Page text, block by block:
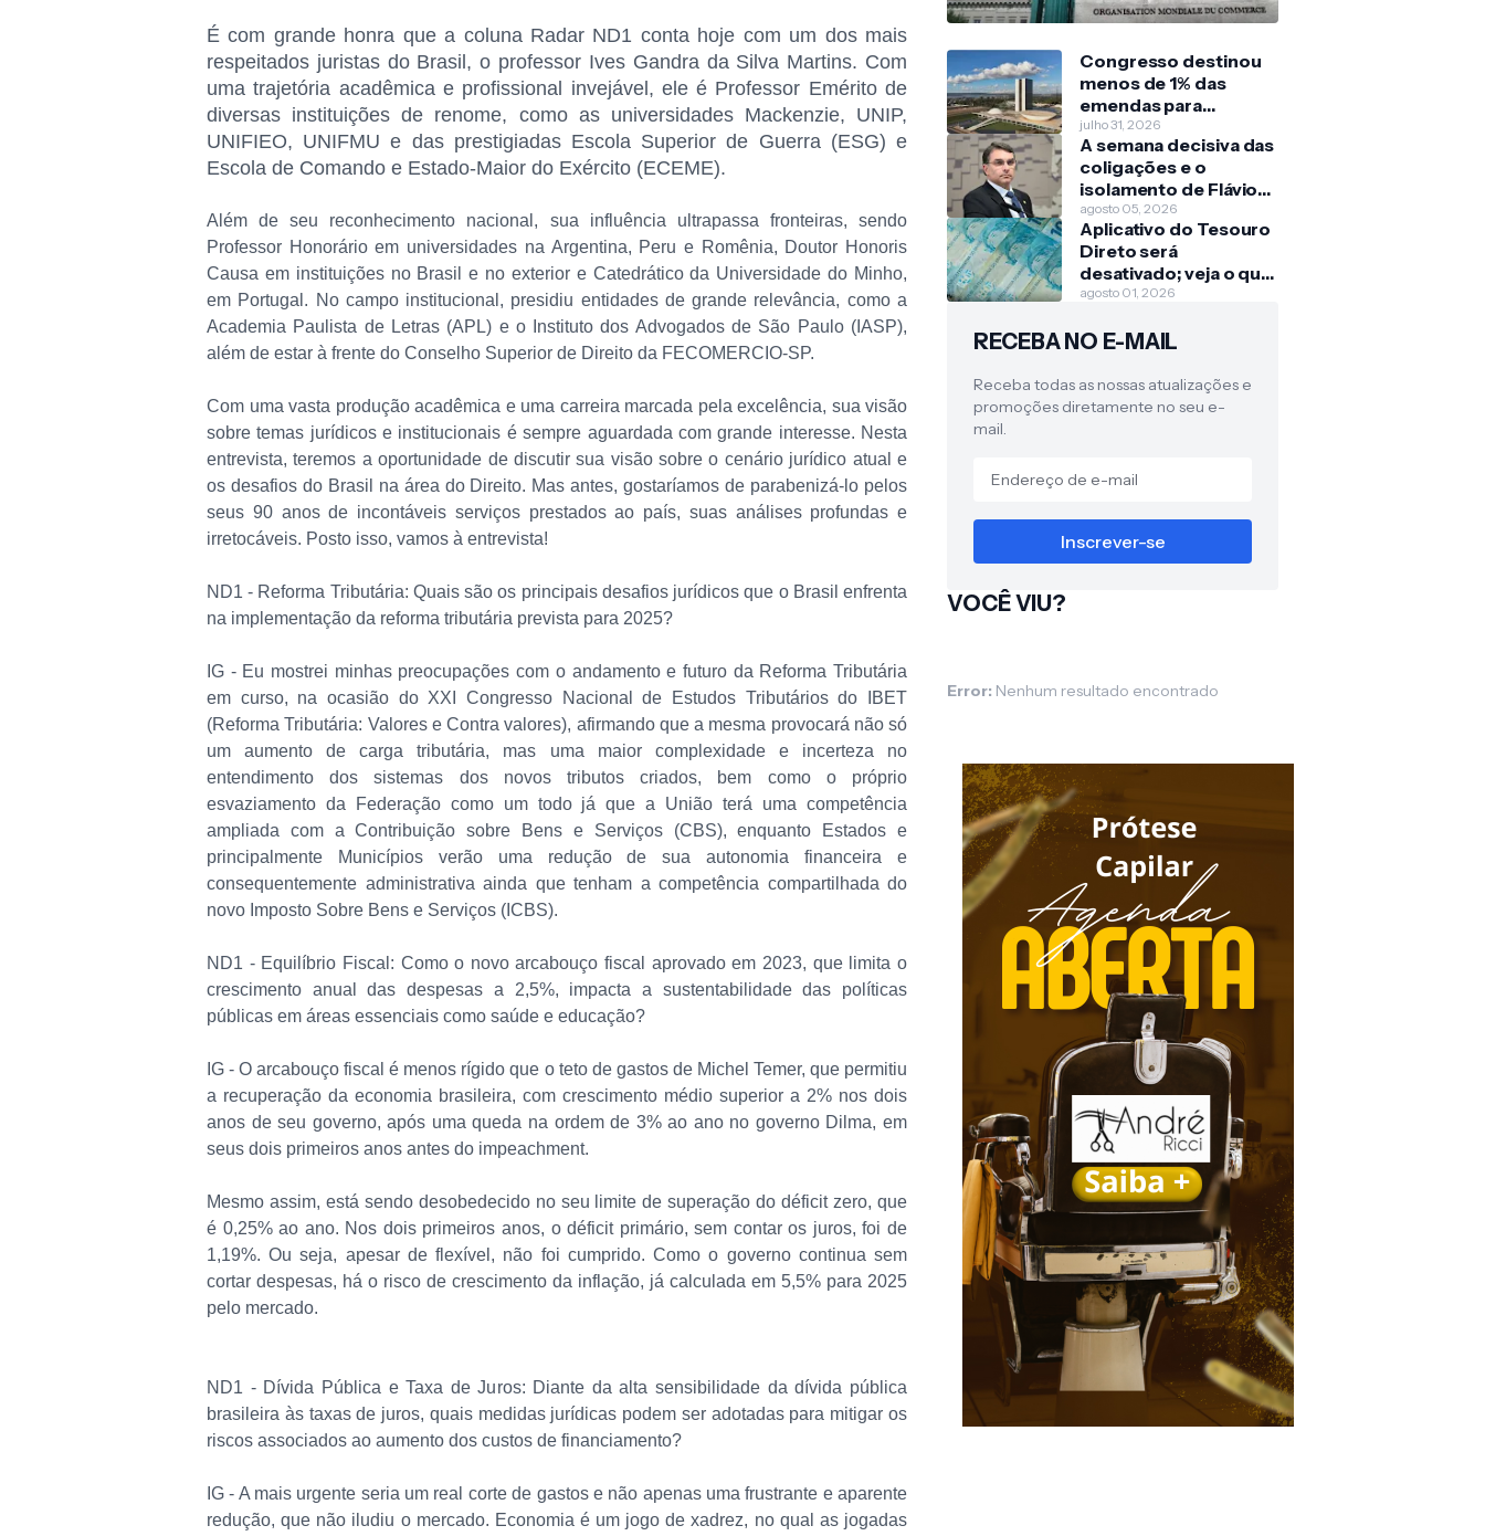
É com grande honra que a coluna Radar ND1 conta hoje com um dos mais
respeitados juristas do Brasil, o professor Ives Gandra da Silva Martins. Com
uma trajetória acadêmica e profissional invejável, ele é Professor Emérito de
diversas instituições de renome, como as universidades Mackenzie, UNIP,
UNIFIEO, UNIFMU e das prestigiadas Escola Superior de Guerra (ESG) e
Escola de Comando e Estado-Maior do Exército (ECEME).
Além de seu reconhecimento nacional, sua influência ultrapassa fronteiras, sendo
Professor Honorário em universidades na Argentina, Peru e Romênia, Doutor Honoris
Causa em instituições no Brasil e no exterior e Catedrático da Universidade do Minho,
em Portugal. No campo institucional, presidiu entidades de grande relevância, como a
Academia Paulista de Letras (APL) e o Instituto dos Advogados de São Paulo (IASP),
além de estar à frente do Conselho Superior de Direito da FECOMERCIO-SP.
Com uma vasta produção acadêmica e uma carreira marcada pela excelência, sua visão
sobre temas jurídicos e institucionais é sempre aguardada com grande interesse. Nesta
entrevista, teremos a oportunidade de discutir sua visão sobre o cenário jurídico atual e
os desafios do Brasil na área do Direito. Mas antes, gostaríamos de parabenizá-lo pelos
seus 90 anos de incontáveis serviços prestados ao país, suas análises profundas e
irretocáveis. Posto isso, vamos à entrevista!
ND1 - Reforma Tributária: Quais são os principais desafios jurídicos que o Brasil enfrenta
na implementação da reforma tributária prevista para 2025?
IG - Eu mostrei minhas preocupações com o andamento e futuro da Reforma Tributária
em curso, na ocasião do XXI Congresso Nacional de Estudos Tributários do IBET
(Reforma Tributária: Valores e Contra valores), afirmando que a mesma provocará não só
um aumento de carga tributária, mas uma maior complexidade e incerteza no
entendimento dos sistemas dos novos tributos criados, bem como o próprio
esvaziamento da Federação como um todo já que a União terá uma competência
ampliada com a Contribuição sobre Bens e Serviços (CBS), enquanto Estados e
principalmente Municípios verão uma redução de sua autonomia financeira e
consequentemente administrativa ainda que tenham a competência compartilhada do
novo Imposto Sobre Bens e Serviços (ICBS).
ND1 - Equilíbrio Fiscal: Como o novo arcabouço fiscal aprovado em 2023, que limita o
crescimento anual das despesas a 2,5%, impacta a sustentabilidade das políticas
públicas em áreas essenciais como saúde e educação?
IG - O arcabouço fiscal é menos rígido que o teto de gastos de Michel Temer, que permitiu
a recuperação da economia brasileira, com crescimento médio superior a 2% nos dois
anos de seu governo, após uma queda na ordem de 3% ao ano no governo Dilma, em
seus dois primeiros anos antes do impeachment.
Mesmo assim, está sendo desobedecido no seu limite de superação do déficit zero, que
é 0,25% ao ano. Nos dois primeiros anos, o déficit primário, sem contar os juros, foi de
1,19%. Ou seja, apesar de flexível, não foi cumprido. Como o governo continua sem
cortar despesas, há o risco de crescimento da inflação, já calculada em 5,5% para 2025
pelo mercado.
ND1 - Dívida Pública e Taxa de Juros: Diante da alta sensibilidade da dívida pública
brasileira às taxas de juros, quais medidas jurídicas podem ser adotadas para mitigar os
riscos associados ao aumento dos custos de financiamento?
IG - A mais urgente seria um real corte de gastos e não apenas uma frustrante e aparente
redução, que não iludiu o mercado. Economia é um jogo de xadrez, no qual as jogadas
Congresso destinou
menos de 1% das
emendas para
crianças e
adolescentes nos
últimos três anos
julho 31, 2026
A semana decisiva das
coligações e o
isolamento de Flávio
Bolsonaro
agosto 05, 2026
Aplicativo do Tesouro
Direto será
desativado; veja o que
muda para quem
agosto 01, 2026
RECEBA NO E-MAIL
Receba todas as nossas atualizações e
promoções diretamente no seu e-
mail.
VOCÊ VIU?
Error: Nenhum resultado encontrado